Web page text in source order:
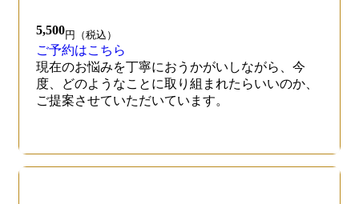
5,500円（税込）
ご予約はこちら
現在のお悩みを丁寧におうかがいしながら、今
度、どのようなことに取り組まれたらいいのか、
ご提案させていただいています。